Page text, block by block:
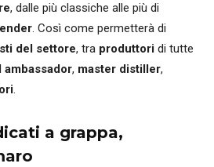
, dalle più classiche alle più di
. Così come permetterà di
del settore, tra produttori di tutte
ambassador, master distiller,
.
a grappa,